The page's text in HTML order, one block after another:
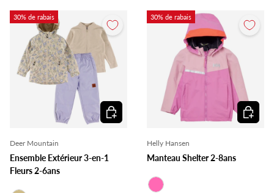
30% de rabais
Deer Mountain
Ensemble Extérieur 3-en-1
Fleurs 2-6ans
Choisir les options
30% de rabais
Helly Hansen
Manteau Shelter 2-8ans
Choisir